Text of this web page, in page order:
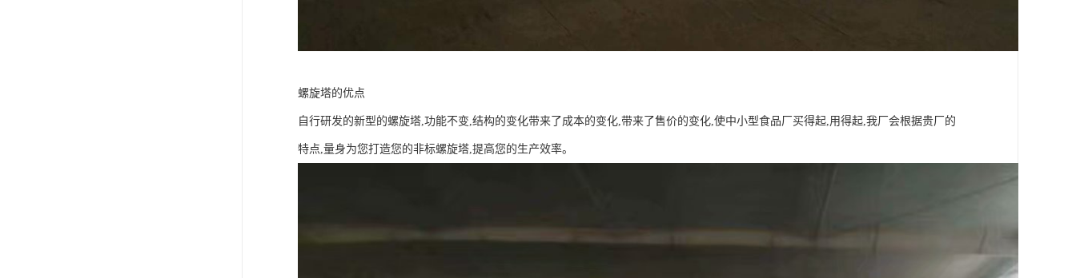
螺旋塔的优点
自行研发的新型的螺旋塔,功能不变,结构的变化带来了成本的变化,带来了售价的变化,使中小型食品厂买得起,用得起,我厂会根据贵厂的
特点,量身为您打造您的非标螺旋塔,提高您的生产效率。